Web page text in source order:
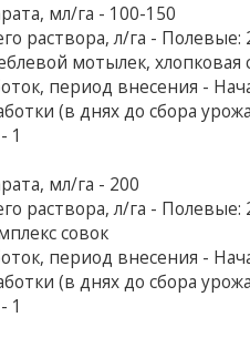
мл/га - 100-150
раствора, л/га -
мотылек, хлопковая
период внесения -
(в днях до сбора
1
мл/га - 200
раствора, л/га -
совок
период внесения -
(в днях до сбора
1